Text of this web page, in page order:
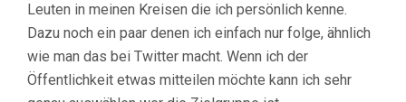
Leuten in meinen Kreisen die ich persönlich kenne.
Dazu noch ein paar denen ich einfach nur folge, ähnlich
wie man das bei Twitter macht. Wenn ich der
Öffentlichkeit etwas mitteilen möchte kann ich sehr